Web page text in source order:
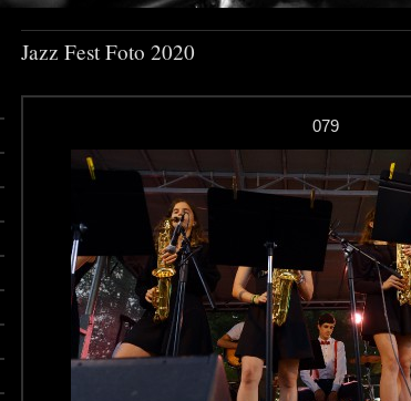
Jazz Fest Foto 2020
079